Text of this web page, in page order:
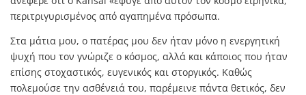
περιτριγυρισμένος από αγαπημένα πρόσωπα.
Στα μάτια μου, ο πατέρας μου δεν ήταν μόνο η ενεργητική
ψυχή που τον γνώριζε ο κόσμος, αλλά και κάποιος που ήταν
επίσης στοχαστικός, ευγενικός και στοργικός. Καθώς
πολεμούσε την ασθένειά του, παρέμεινε πάντα θετικός, δεν